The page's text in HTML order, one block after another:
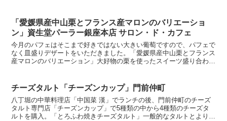
「愛媛県産中山栗とフランス産マロンのバリエーショ
ン」資生堂パーラー銀座本店 サロン・ド・カフェ
今月のパフェはそこまで好きではない大きい葡萄ですので、パフェで
なく皿盛りデザートをいただきました。「愛媛県産中山栗とフランス
産マロンのバリエーション」大好物の栗を使ったスイーツ盛り合わ
チーズタルト「チーズンカップ」門前仲町
八丁堀の中華料理店「中国菜 漢」でランチの後、門前仲町のチーズ
タルト専門店「チーズンカップ」で5種類の中から4種類のチーズタ
ルトを購入。「とろふわ焼きチーズタルト」一般的なタルトとよりも